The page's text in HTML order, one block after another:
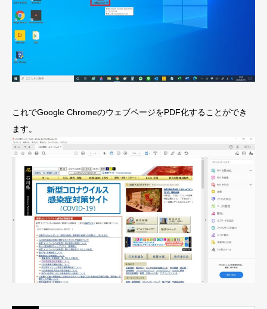
これでGoogle ChromeのウェブページをPDF化することができ
ます。